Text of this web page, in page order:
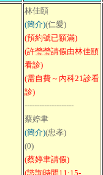
林佳頤
(簡介)(仁愛)
(預約號已額滿)
(許瑩瑩請假由林佳頤
看診)
(需自費～內科21診看
診)
--------------------
蔡婷聿
(簡介)(忠孝)
(0)
(蔡婷聿請假)
(諮詢時間11:15-